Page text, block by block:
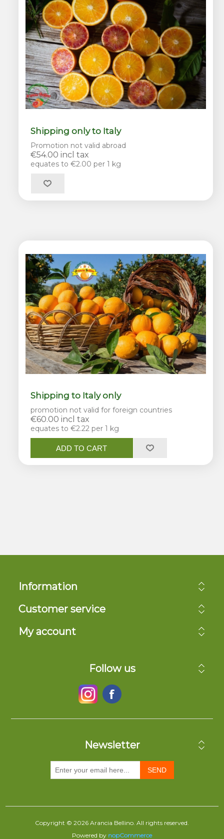
Shipping only to Italy
Promotion not valid abroad
€54.00 incl tax
equates to €2.00 per 1 kg
Shipping to Italy only
promotion not valid for foreign countries
€60.00 incl tax
equates to €2.22 per 1 kg
ADD TO CART
Information
Customer service
My account
Follow us
Newsletter
SEND
Copyright © 2026 Arancia Bellino. All rights reserved.
Powered by nopCommerce